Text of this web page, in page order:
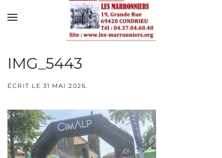
Skip to main content
IMG_5443
ÉCRIT LE 31 MAI 2026.